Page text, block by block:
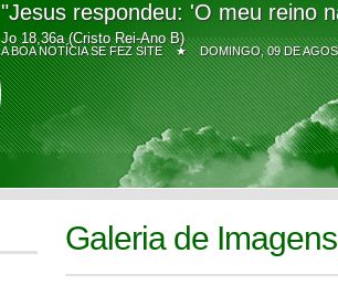
"Jesus respondeu: 'O meu reino
Jo 18,36a (Cristo Rei-Ano B)
A BOA NOTÍCIA SE FEZ SITE ★DOMINGO, 09 DE
Galeria de Imagens